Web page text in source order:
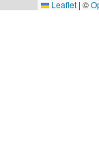
Leaflet | ©